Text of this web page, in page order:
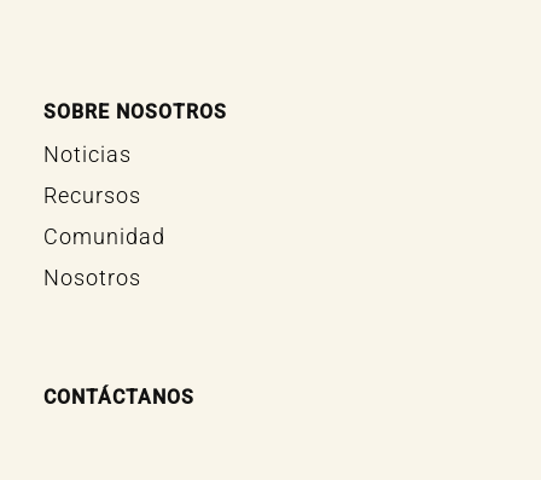
SOBRE NOSOTROS
Noticias
Recursos
Comunidad
Nosotros
CONTÁCTANOS